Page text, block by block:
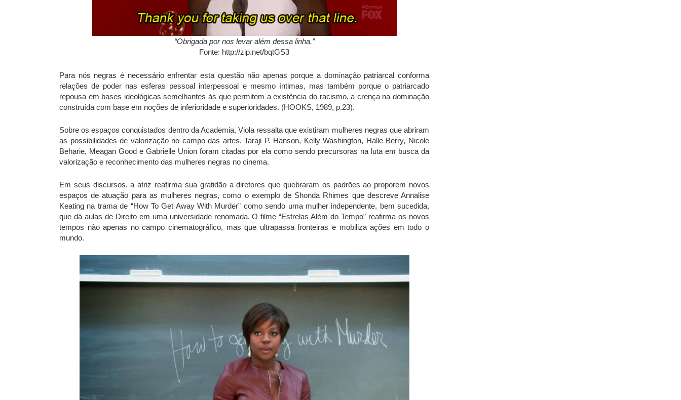
“Obrigada por nos levar além dessa linha.”
Fonte: http://zip.net/bqtGS3
Para nós negras é necessário enfrentar esta questão não apenas porque a dominação patriarcal conforma
relações de poder nas esferas pessoal interpessoal e mesmo íntimas, mas também porque o patriarcado
repousa em bases ideológicas semelhantes às que permitem a existência do racismo, a crença na dominação
construída com base em noções de inferioridade e superioridades. (HOOKS, 1989, p.23).
Sobre os espaços conquistados dentro da Academia, Viola ressalta que existiram mulheres negras que abriram
as possibilidades de valorização no campo das artes. Taraji P. Hanson, Kelly Washington, Halle Berry, Nicole
Beharie, Meagan Good e Gabrielle Union foram citadas por ela como sendo precursoras na luta em busca da
valorização e reconhecimento das mulheres negras no cinema.
Em seus discursos, a atriz reafirma sua gratidão a diretores que quebraram os padrões ao proporem novos
espaços de atuação para as mulheres negras, como o exemplo de Shonda Rhimes que descreve Annalise
Keating na trama de “How To Get Away With Murder” como sendo uma mulher independente, bem sucedida,
que dá aulas de Direito em uma universidade renomada. O filme “Estrelas Além do Tempo” reafirma os novos
tempos não apenas no campo cinematográfico, mas que ultrapassa fronteiras e mobiliza ações em todo o
mundo.